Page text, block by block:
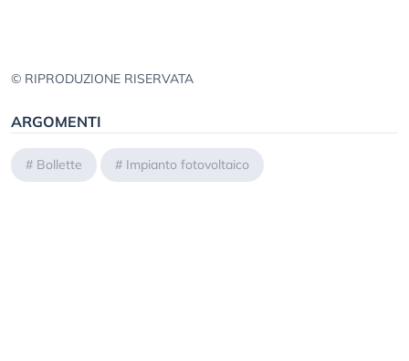
© RIPRODUZIONE RISERVATA
ARGOMENTI
# Bollette # Impianto fotovoltaico